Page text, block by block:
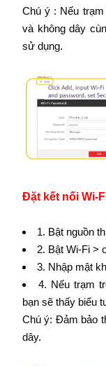
Chú ý : Nếu
và không dây
sử dụng.
Đặt kết nối Wi-
1. Bật nguồn
2. Bật Wi-Fi >
3. Nhập mật
4. Nếu trạm
bạn sẽ thấy biểu
Chú ý: Đảm bảo
dây.